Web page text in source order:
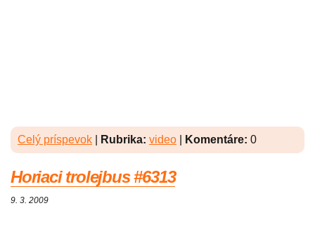
Celý príspevok Rubrika: video Komentáre: 0
Horiaci trolejbus #6313
9. 3. 2009